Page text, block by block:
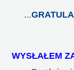
...
WYSŁAŁEM